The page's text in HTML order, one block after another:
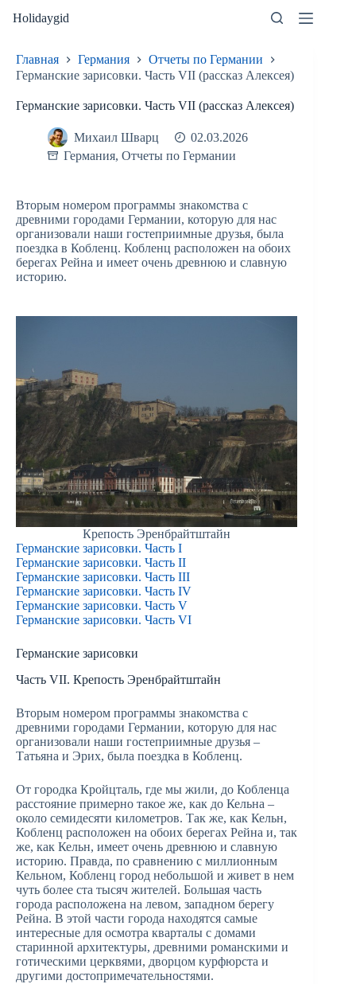
Holidaygid
Главная Германия
Отчеты по Германии
Германские зарисовки. Часть VII (рассказ Алексея)
Германские зарисовки. Часть VII (рассказ Алексея)
Михаил Шварц
02.03.2026
Германия, Отчеты по Германии
Вторым номером программы знакомства с
древними городами Германии, которую для нас
организовали наши гостеприимные друзья, была
поездка в Кобленц. Кобленц расположен на обоих
берегах Рейна и имеет очень древнюю и славную
историю.
Крепость Эренбрайтштайн
Германские зарисовки. Часть I
Германские зарисовки. Часть II
Германские зарисовки. Часть III
Германские зарисовки. Часть IV
Германские зарисовки. Часть V
Германские зарисовки. Часть VI
Германские зарисовки
Часть VII. Крепость Эренбрайтштайн
Вторым номером программы знакомства с
древними городами Германии, которую для нас
организовали наши гостеприимные друзья –
Татьяна и Эрих, была поездка в Кобленц.
От городка Кройцталь, где мы жили, до Кобленца
расстояние примерно такое же, как до Кельна –
около семидесяти километров. Так же, как Кельн,
Кобленц расположен на обоих берегах Рейна и, так
же, как Кельн, имеет очень древнюю и славную
историю. Правда, по сравнению с миллионным
Кельном, Кобленц город небольшой и живет в нем
чуть более ста тысяч жителей. Большая часть
города расположена на левом, западном берегу
Рейна. В этой части города находятся самые
интересные для осмотра кварталы с домами
старинной архитектуры, древними романскими и
готическими церквями, дворцом курфюрста и
другими достопримечательностями.